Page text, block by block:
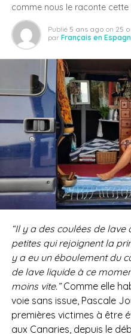
comme nous le raconte cette
Publié 5 ans ago on 25
par Français en
“Il y a des coulées de
petites qui rejoignent la
y a eu un éboulement du
de lave liquide à ce
moins vite.”Comme elle
voie sans issue, Pascale
premières victimes à être
aux Canaries, depuis le